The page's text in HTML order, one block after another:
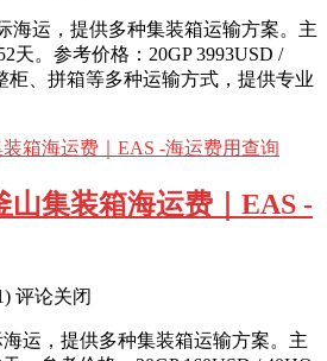
海运，提供多种集装箱运输方案。主
天。参考价格：20GP 3993USD /
柜、拼箱等多种运输方式，提供专业
山集装箱海运费｜EAS -
评论关闭
海运，提供多种集装箱运输方案。主